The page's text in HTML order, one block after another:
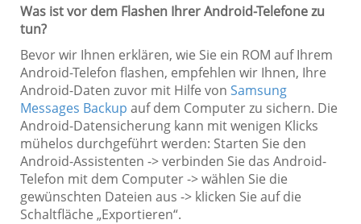
Was ist vor dem Flashen Ihrer Android-Telefone zu
tun?
Bevor wir Ihnen erklären, wie Sie ein ROM auf Ihrem
Android-Telefon flashen, empfehlen wir Ihnen, Ihre
Android-Daten zuvor mit Hilfe von Samsung
Messages Backup auf dem Computer zu sichern. Die
Android-Datensicherung kann mit wenigen Klicks
mühelos durchgeführt werden: Starten Sie den
Android-Assistenten -> verbinden Sie das Android-
Telefon mit dem Computer -> wählen Sie die
gewünschten Dateien aus -> klicken Sie auf die
Schaltfläche „Exportieren“.